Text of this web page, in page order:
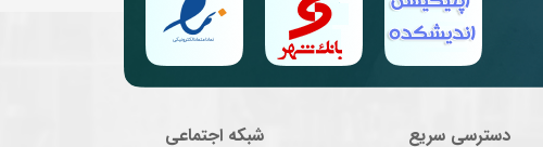
دسترسی سریع شبکه اجتماعی